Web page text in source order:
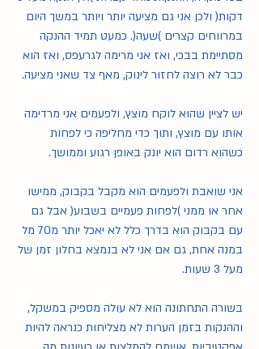
כבר לא רוצה לחזור לינוק, מאף צד שאני מציעה.
כשהוא רדום הוא יונק באופן רגוע וממושך.
מעל 3 שעות.